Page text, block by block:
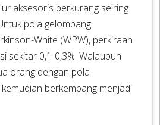
aksesoris berkurang seiring
pola gelombang
White (WPW), perkiraan
sekitar 0,1-0,3%. Walaupun
orang dengan pola
berkembang menjadi